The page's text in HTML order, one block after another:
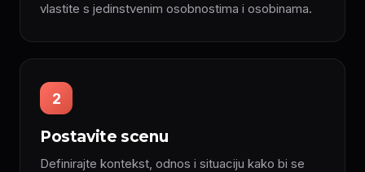
vlastite s jedinstvenim osobnostima i osobinama.
2
Postavite scenu
Definirajte kontekst, odnos i situaciju kako bi se